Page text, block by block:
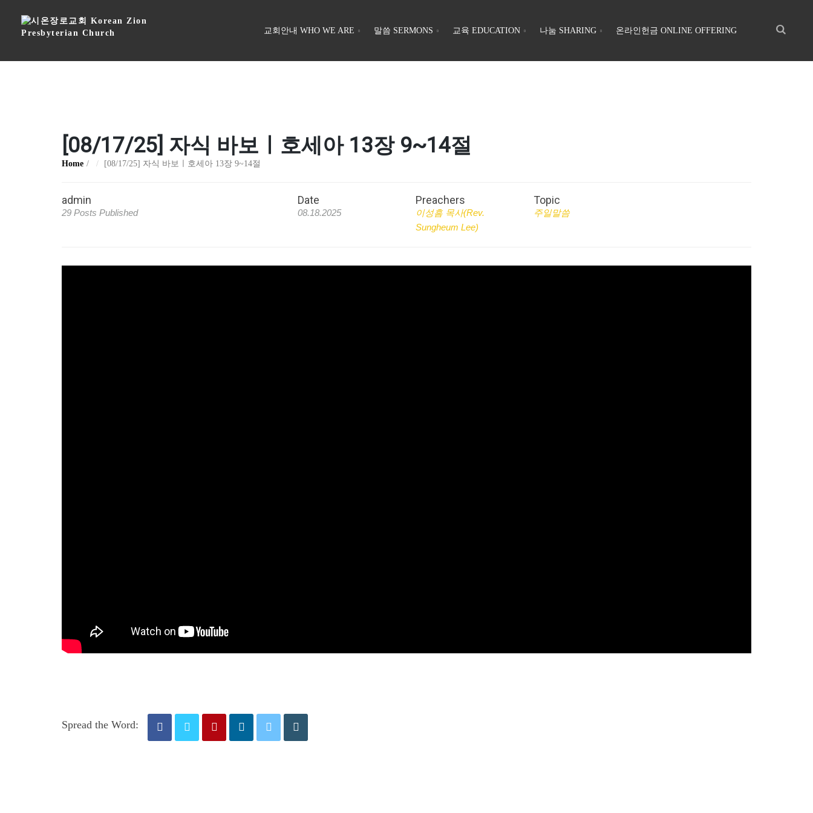
교회안내 WHO WE ARE 말씀 SERMONS 교육 EDUCATION 나눔 SHARING 온라인헌금 ONLINE OFFERING
[08/17/25] 자식 바보ㅣ호세아 13장 9~14절
Home [08/17/25] 자식 바보ㅣ호세아 13장 9~14절
admin
29 Posts Published
Date
08.18.2025
Preachers
이성흠 목사(Rev.
Sungheum Lee)
Topic
주일말씀
Spread the Word: